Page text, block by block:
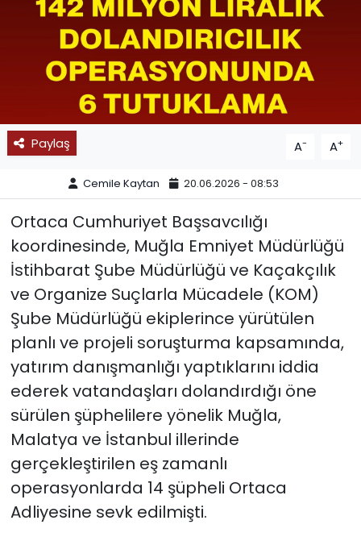
Paylaş A- A+
Cemile Kaytan 20.06.2026 - 08:53
Ortaca Cumhuriyet Başsavcılığı
koordinesinde, Muğla Emniyet Müdürlüğü
İstihbarat Şube Müdürlüğü ve Kaçakçılık
ve Organize Suçlarla Mücadele (KOM)
Şube Müdürlüğü ekiplerince yürütülen
planlı ve projeli soruşturma kapsamında,
yatırım danışmanlığı yaptıklarını iddia
ederek vatandaşları dolandırdığı öne
sürülen şüphelilere yönelik Muğla,
Malatya ve İstanbul illerinde
gerçekleştirilen eş zamanlı
operasyonlarda 14 şüpheli Ortaca
Adliyesine sevk edilmişti.